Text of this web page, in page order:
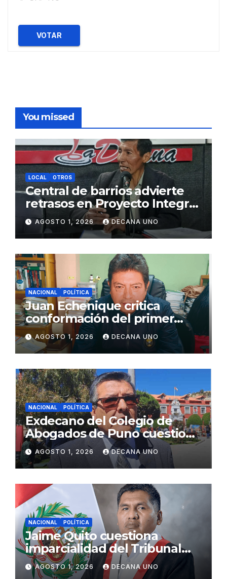
VOTAR
You missed
LOCAL OTROS
Central de barrios advierte
retrasos en Proyecto Integral
de Agua y Alcantarillado para
Juliaca
AGOSTO 1, 2026 DECANA UNO
NACIONAL POLÍTICA
Juan Echenique critica
conformación del primer
gabinete ministerial de Keiko
Fujimori
AGOSTO 1, 2026 DECANA UNO
NACIONAL POLÍTICA
Exdecano del Colegio de
Abogados de Puno cuestiona
propuestas sobre seguridad
ciudadana
AGOSTO 1, 2026 DECANA UNO
NACIONAL POLÍTICA
Jaime Quito cuestiona
imparcialidad del Tribunal
Constitucional tras liberación
de Ollanta Humala
AGOSTO 1, 2026 DECANA UNO